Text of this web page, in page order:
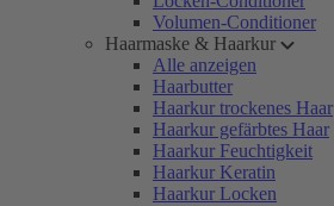
Volumen-Conditioner
Haarmaske & Haarkur
Alle anzeigen
Haarbutter
Haarkur trockenes Haar
Haarkur gefärbtes Haar
Haarkur Feuchtigkeit
Haarkur Keratin
Haarkur Locken